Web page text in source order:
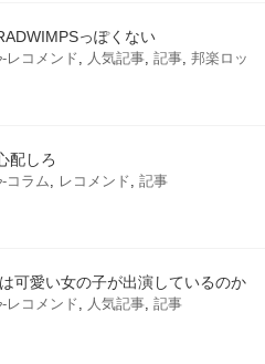
っぽくない
-レコメンド, 人気記事, 記事, 邦楽ロッ
配しろ
-コラム, レコメンド, 記事
可愛い女の子が出演しているのか
-レコメンド, 人気記事, 記事